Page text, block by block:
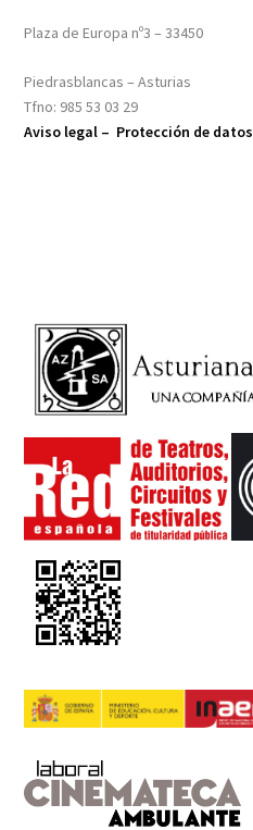
Plaza de Europa nº3 – 33450
Piedrasblancas – Asturias
Tfno: 985 53 03 29
Aviso legal – Protección de datos